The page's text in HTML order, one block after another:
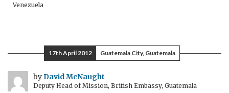
Venezuela
17th April 2012 Guatemala City, Guatemala
byDavid McNaught
Deputy Head of Mission, British Embassy, Guatemala